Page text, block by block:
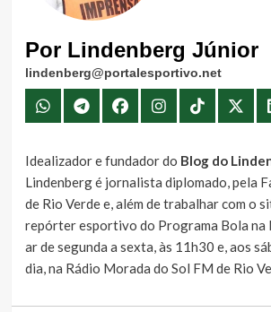
Por Lindenberg Júnior
lindenberg@portalesportivo.net
Idealizador e fundador do Blog do
Lindenberg é jornalista diplomado, pela
de Rio Verde e, além de trabalhar com o
repórter esportivo do Programa Bola na
ar de segunda a sexta, às 11h30 e, aos
dia, na Rádio Morada do Sol FM de Rio